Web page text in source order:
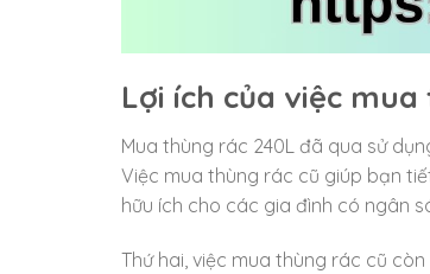
Lợi ích của việc
Mua thùng rác 240L đã qua sử
Việc mua thùng rác cũ giúp bạn
hữu ích cho các gia đình có ngân
Thứ hai, việc mua thùng rác cũ